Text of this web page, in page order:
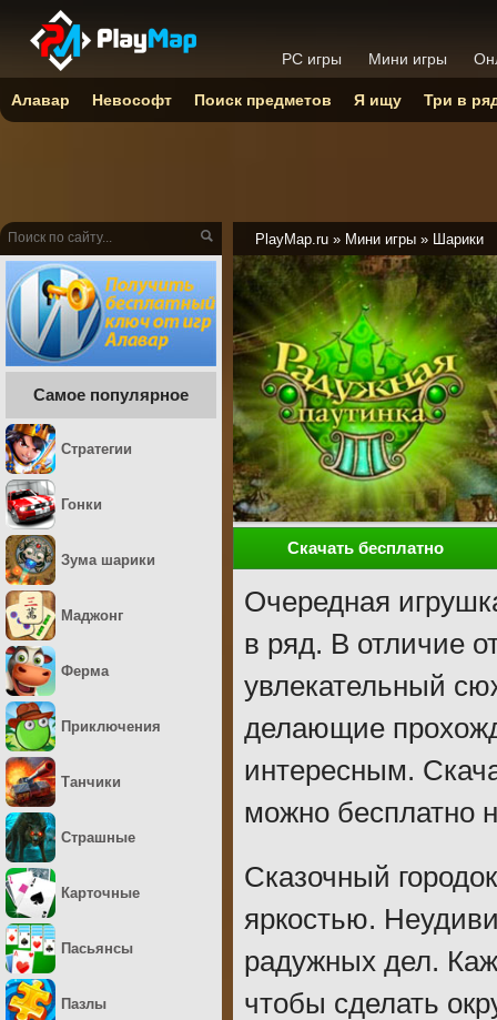
PlayMap.ru » Мини игры » Шарики
Скачать бесплатно
Очередная
в ряд. В отличие
увлекательный
делающие
интересным.
можно бесплатно
Сказочный
яркостью.
радужных дел.
чтобы сделать
Самое популярное
Стратегии
Гонки
Зума шарики
Маджонг
Ферма
Приключения
Танчики
Страшные
Карточные
Пасьянсы
Пазлы
PC игры Мини игры
Алавар Невософт Поиск предметов Я ищу Три в